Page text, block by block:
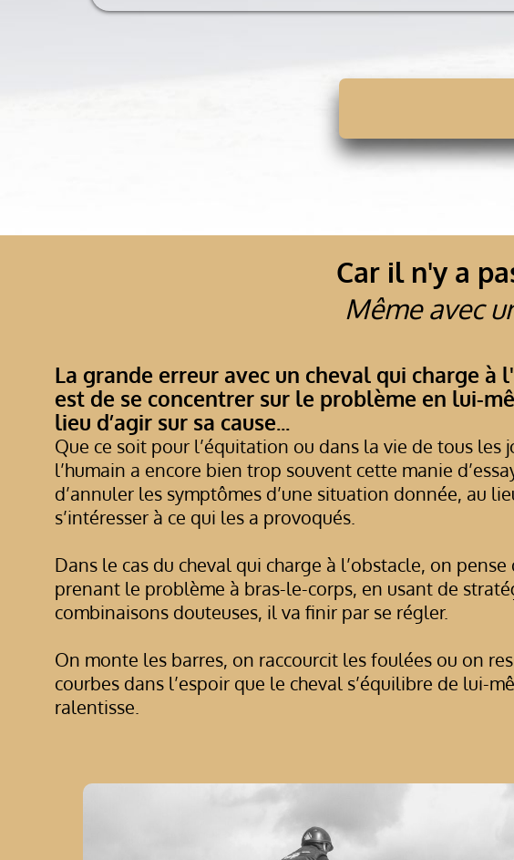
Car il n'y a
Même avec
La grande erreur avec un cheval qui charge à
est de se concentrer sur le problème en lui-
lieu d’agir sur sa cause...
Que ce soit pour l’équitation ou dans la vie de tous les
l’humain a encore bien trop souvent cette manie
d’annuler les symptômes d’une situation donnée, au
s’intéresser à ce qui les a provoqués.
Dans le cas du cheval qui charge à l’obstacle, on pense
prenant le problème à bras-le-corps, en usant de
combinaisons douteuses, il va finir par se régler.
On monte les barres, on raccourcit les foulées ou on
courbes dans l’espoir que le cheval s’équilibre de lui-
ralentisse.